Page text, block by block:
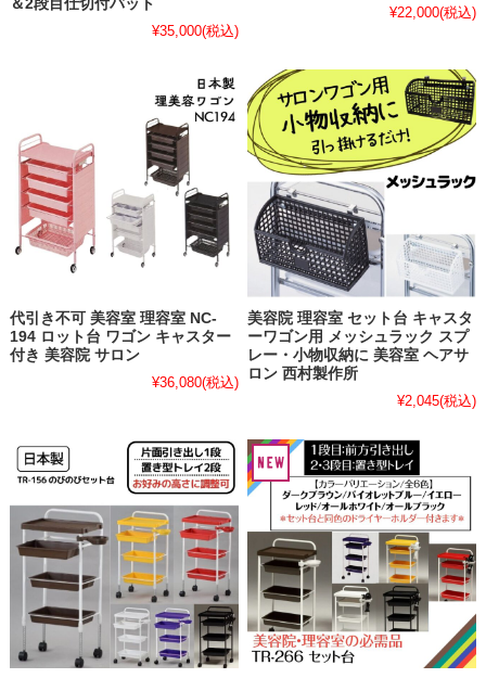
＆2段目仕切付バット
¥35,000(税込)
¥22,000(税込)
代引き不可 美容室 理容室 NC-
194 ロット台 ワゴン キャスター
付き 美容院 サロン
¥36,080(税込)
美容院 理容室 セット台 キャスタ
ーワゴン用 メッシュラック スプ
レー・小物収納に 美容室 ヘアサ
ロン 西村製作所
¥2,045(税込)